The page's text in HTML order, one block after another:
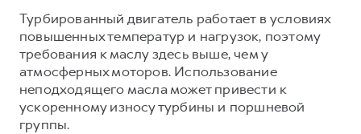
Турбированный двигатель работает в условиях
повышенных температур и нагрузок, поэтому
требования к маслу здесь выше, чем у
атмосферных моторов. Использование
неподходящего масла может привести к
ускоренному износу турбины и поршневой
группы.